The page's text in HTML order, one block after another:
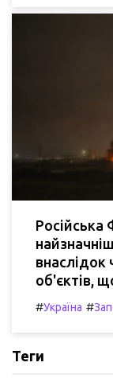
Російська
внаслідок
об'єктів,
#Україна #
Теги